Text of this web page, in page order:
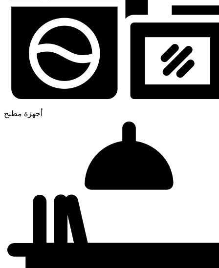
أجهزة مطبخ